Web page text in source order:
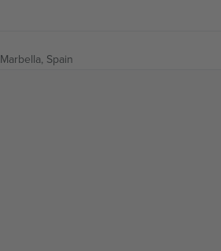
Marbella, Spain